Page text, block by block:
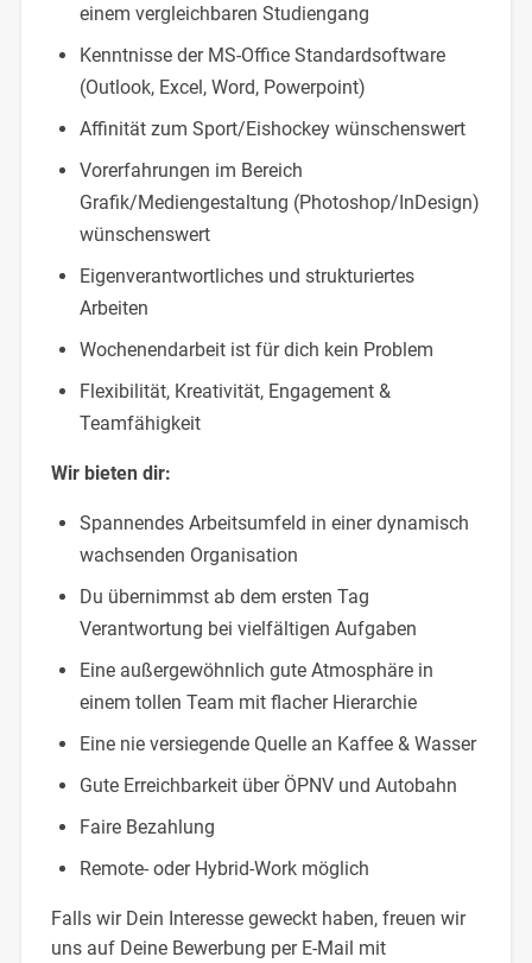
einem vergleichbaren Studiengang
Kenntnisse der MS-Office Standardsoftware
(Outlook, Excel, Word, Powerpoint)
Affinität zum Sport/Eishockey wünschenswert
Vorerfahrungen im Bereich
Grafik/Mediengestaltung (Photoshop/InDesign)
wünschenswert
Eigenverantwortliches und strukturiertes
Arbeiten
Wochenendarbeit ist für dich kein Problem
Flexibilität, Kreativität, Engagement &
Teamfähigkeit
Wir bieten dir:
Spannendes Arbeitsumfeld in einer dynamisch
wachsenden Organisation
Du übernimmst ab dem ersten Tag
Verantwortung bei vielfältigen Aufgaben
Eine außergewöhnlich gute Atmosphäre in
einem tollen Team mit flacher Hierarchie
Eine nie versiegende Quelle an Kaffee & Wasser
Gute Erreichbarkeit über ÖPNV und Autobahn
Faire Bezahlung
Remote- oder Hybrid-Work möglich
Falls wir Dein Interesse geweckt haben, freuen wir
uns auf Deine Bewerbung per E-Mail mit